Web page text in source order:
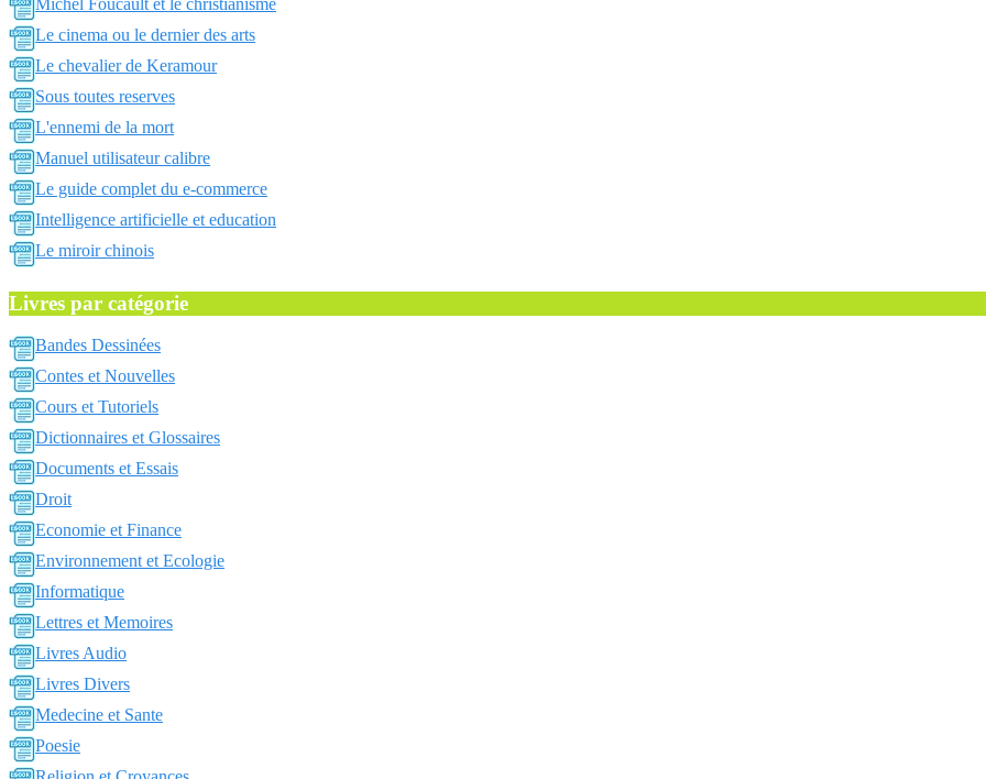
Michel Foucault et le christianisme
Le cinema ou le dernier des arts
Le chevalier de Keramour
Sous toutes reserves
L'ennemi de la mort
Manuel utilisateur calibre
Le guide complet du e-commerce
Intelligence artificielle et education
Le miroir chinois
Livres par catégorie
Bandes Dessinées
Contes et Nouvelles
Cours et Tutoriels
Dictionnaires et Glossaires
Documents et Essais
Droit
Economie et Finance
Environnement et Ecologie
Informatique
Lettres et Memoires
Livres Audio
Livres Divers
Medecine et Sante
Poesie